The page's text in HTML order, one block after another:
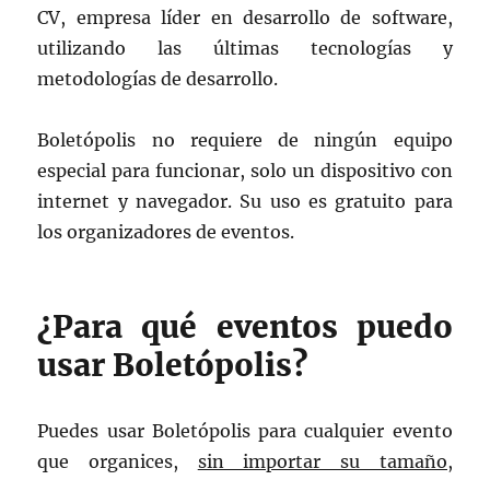
CV, empresa líder en desarrollo de software,
utilizando las últimas tecnologías y
metodologías de desarrollo.
Boletópolis no requiere de ningún equipo
especial para funcionar, solo un dispositivo con
internet y navegador. Su uso es gratuito para
los organizadores de eventos.
¿Para qué eventos puedo
usar Boletópolis?
Puedes usar Boletópolis para cualquier evento
que organices, sin importar su tamaño,